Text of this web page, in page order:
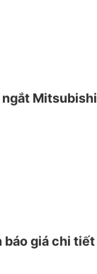
Mitsubishi
báo giá chi tiết